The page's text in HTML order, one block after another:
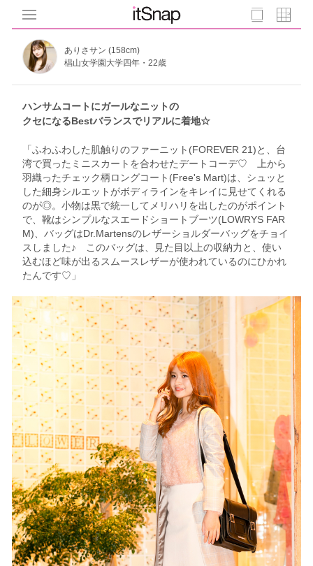
ありさサン (158cm)
椙山女学園大学四年・22歳
ハンサムコートにガールなニットの
クセになるBestバランスでリアルに着地☆
「ふわふわした肌触りのファーニット(FOREVER 21)と、台
湾で買ったミニスカートを合わせたデートコーデ♡ 上から
羽織ったチェック柄ロングコート(Free's Mart)は、シュッと
した細身シルエットがボディラインをキレイに見せてくれる
のが◎。小物は黒で統一してメリハリを出したのがポイント
で、靴はシンプルなスエードショートブーツ(LOWRYS FAR
M)、バッグはDr.Martensのレザーショルダーバッグをチョイ
スしました♪ このバッグは、見た目以上の収納力と、使い
込むほど味が出るスムースレザーが使われているのにひかれ
たんです♡」